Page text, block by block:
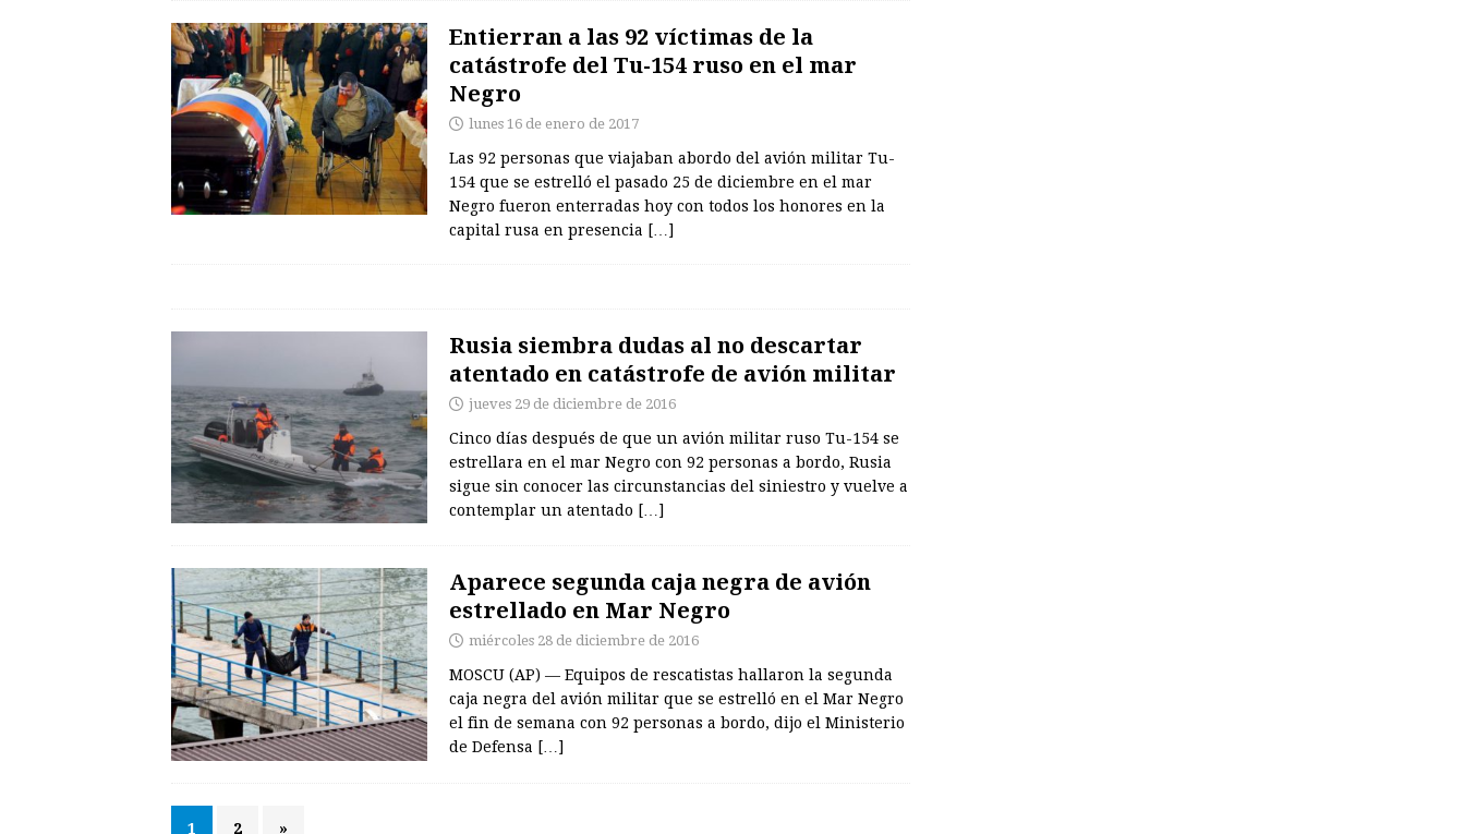
Entierran a las 92 víctimas de la
catástrofe del Tu-154 ruso en el mar
Negro
lunes 16 de enero de 2017
Las 92 personas que viajaban abordo del avión militar Tu-
154 que se estrelló el pasado 25 de diciembre en el mar
Negro fueron enterradas hoy con todos los honores en la
capital rusa en presencia […]
Rusia siembra dudas al no descartar
atentado en catástrofe de avión militar
jueves 29 de diciembre de 2016
Cinco días después de que un avión militar ruso Tu-154 se
estrellara en el mar Negro con 92 personas a bordo, Rusia
sigue sin conocer las circunstancias del siniestro y vuelve a
contemplar un atentado […]
Aparece segunda caja negra de avión
estrellado en Mar Negro
miércoles 28 de diciembre de 2016
MOSCU (AP) — Equipos de rescatistas hallaron la segunda
caja negra del avión militar que se estrelló en el Mar Negro
el fin de semana con 92 personas a bordo, dijo el Ministerio
de Defensa […]
1 2 »